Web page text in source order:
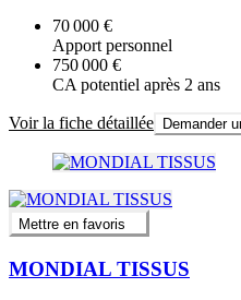
70 000 €
Apport personnel
750 000 €
CA potentiel après 2 ans
Voir la fiche détaillée Demander
Mettre en favoris
MONDIAL TISSUS